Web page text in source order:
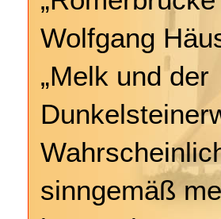
Wolfgang
„Melk und der
sinngemäß